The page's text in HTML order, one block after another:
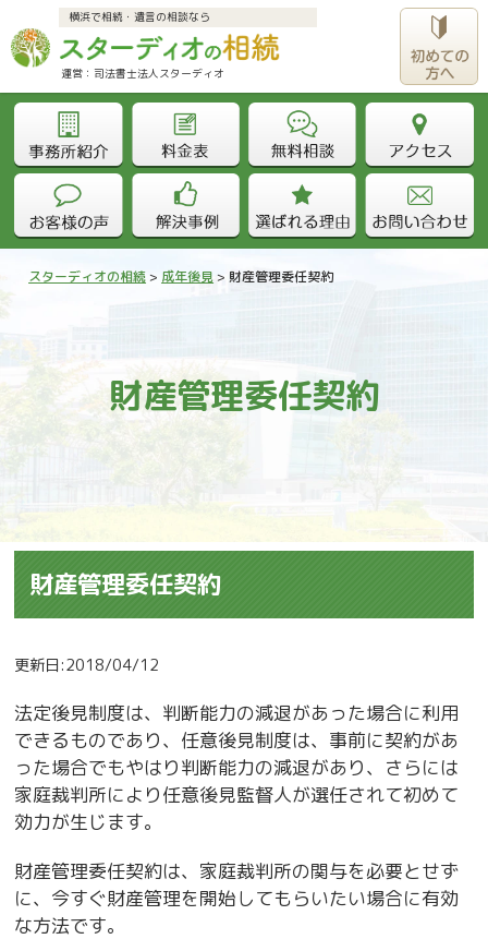
横浜で相続・遺言の相談なら
スターディオの相続 > 成年後見> 財産管理委任契約
財産管理委任契約
財産管理委任契約
更新日:2018/04/12
法定後見制度は、判断能力の減退があった場合に利用
できるものであり、任意後見制度は、事前に契約があ
った場合でもやはり判断能力の減退があり、さらには
家庭裁判所により任意後見監督人が選任されて初めて
効力が生じます。
財産管理委任契約は、家庭裁判所の関与を必要とせず
に、今すぐ財産管理を開始してもらいたい場合に有効
な方法です。